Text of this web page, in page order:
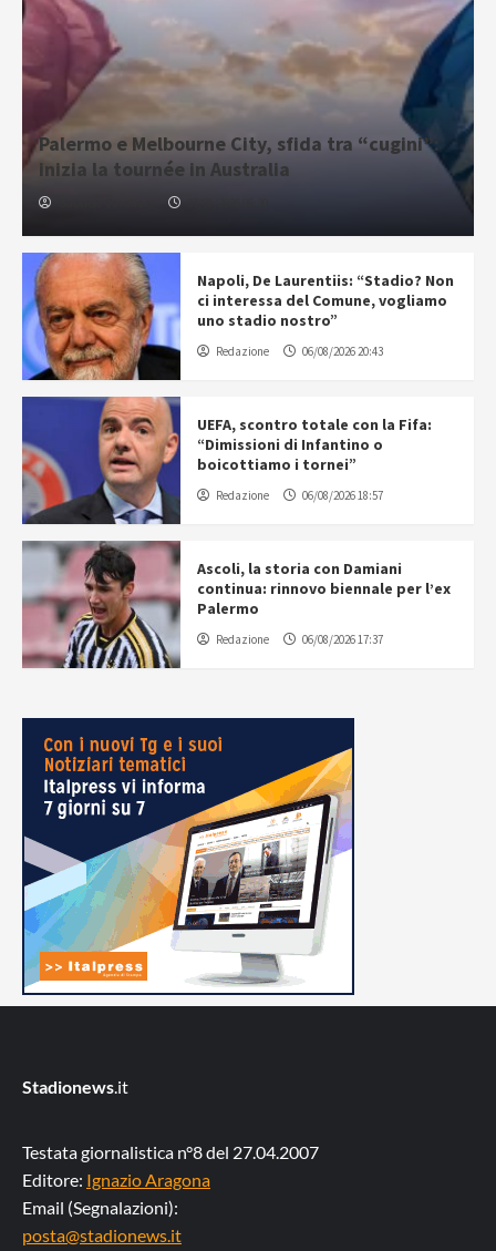
Palermo e Melbourne City, sfida tra “cugini”:
inizia la tournée in Australia
Napoli, De Laurentiis: “Stadio? Non
ci interessa del Comune, vogliamo
uno stadio nostro”
Redazione 06/08/2026 20:43
UEFA, scontro totale con la Fifa:
“Dimissioni di Infantino o
boicottiamo i tornei”
Redazione 06/08/2026 18:57
Ascoli, la storia con Damiani
continua: rinnovo biennale per l’ex
Palermo
Redazione 06/08/2026 17:37
Stadionews.it
Testata giornalistica n°8 del 27.04.2007
Editore: Ignazio Aragona
Email (Segnalazioni):
posta@stadionews.it